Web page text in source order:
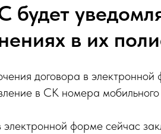
в их
договора в электронной
в СК номера
электронной форме сейчас